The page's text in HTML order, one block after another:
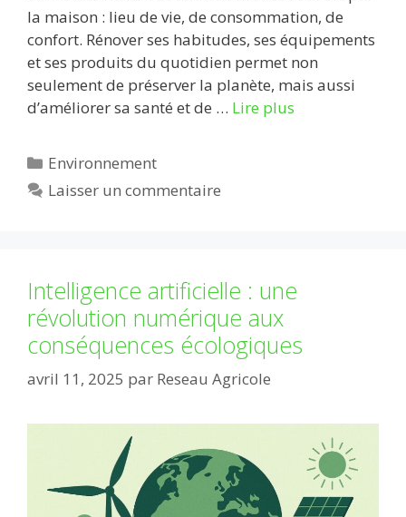
la maison : lieu de vie, de consommation, de
confort. Rénover ses habitudes, ses équipements
et ses produits du quotidien permet non
seulement de préserver la planète, mais aussi
d’améliorer sa santé et de … Lire plus
Catégories
Environnement
Laisser un commentaire
Intelligence artificielle : une
révolution numérique aux
conséquences écologiques
avril 11, 2025 par Reseau Agricole